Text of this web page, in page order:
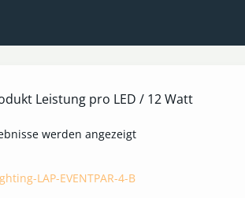
Leistung pro LED / 12 Watt
werden angezeigt